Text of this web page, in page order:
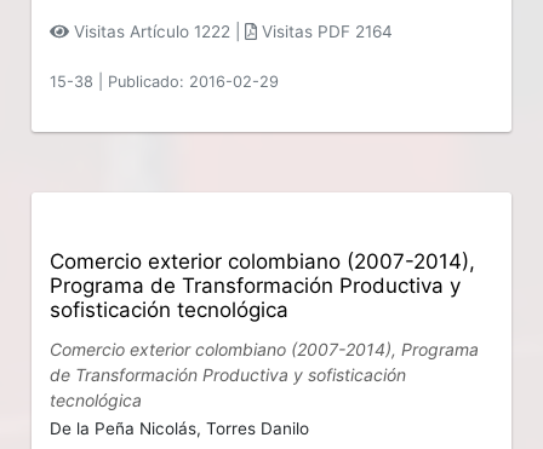
Visitas Artículo 1222 | Visitas PDF 2164
15-38 Publicado: 2016-02-29
Comercio exterior colombiano (2007-2014),
Programa de Transformación Productiva y
sofisticación tecnológica
Comercio exterior colombiano (2007-2014), Programa
de Transformación Productiva y sofisticación
tecnológica
De la Peña Nicolás,Torres Danilo